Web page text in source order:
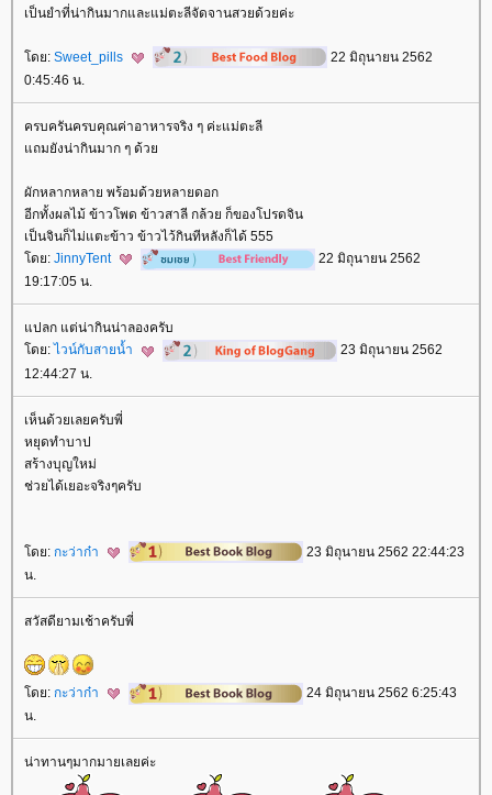
เป็นยำที่น่ากินมากและแม่ตะลีจัดจานสวยด้วยค่ะ
ดย: Sweet_pills
22 มิถุนายน 2562
0:45:46 น.
ครบครันครบคุณค่าอาหารจริง ๆ ค่ะแม่ตะลี
ถมยังน่ากินมาก ๆ ด้ว
ผักหลากหลาย พร้อมด้วยหลายดอก
อีกทั้งผลไม้ ข้าวโพด ข้าวสาลี กล้วย ก็ของโปรดจิน
เป็นจินก็ไม่แตะข้าว ข้าวไว้กินทีหลังก็ได้ 555
ดย: JinnyTent
22 มิถุนายน 2562
19:17:05 น.
ปลก แต่น่ากินน่าลองครับ
ดย: ไวน์กับสายน้ำ
23 มิถุนายน 2562
12:44:27 น.
เห็นด้วยเลยครับพี่
หยุดทำบาป
สร้างบุญใหม่
ช่วยได้เยอะจริงๆครับ
ดย: กะว่าก๋า
23 มิถุนายน 2562 22:44:23
น.
สวัสดียามเช้าครับพี่
ดย: กะว่าก๋า
24 มิถุนายน 2562 6:25:43
น.
น่าทานๆมากมายเลยค่ะ